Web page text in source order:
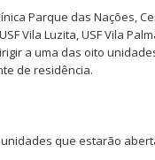
Parque das Nações,
Vila Luzita, USF Vila
a uma das oito
de residência.
que estarão